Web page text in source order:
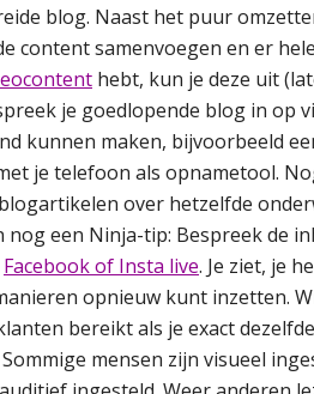
blog. Naast het puur
content samenvoegen en er
hebt, kun je deze uit
je goedlopende blog in op
kunnen maken, bijvoorbeeld
je telefoon als opnametool.
over hetzelfde
nog een Ninja-tip: Bespreek de
Facebook of Insta live. Je ziet, je
opnieuw kunt inzetten.
bereikt als je exact
mensen zijn visueel